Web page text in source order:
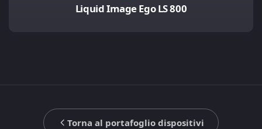
Liquid Image Ego LS 800
Torna al portafoglio dispositivi